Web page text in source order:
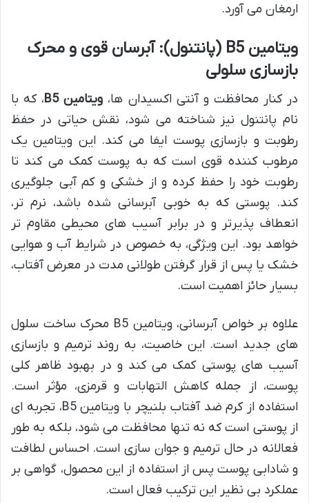
ارمغان می آورد.
ویتامین B5 (پانتنول): آبرسان قوی و محرک
بازسازی سلولی
در کنار محافظت و آنتی اکسیدان ها، ویتامین B5
، که با
نام پانتنول نیز شناخته می شود، نقش حیاتی در حفظ
رطوبت و بازسازی پوست ایفا می کند. این ویتامین یک
مرطوب کننده قوی است که به پوست کمک می کند تا
رطوبت خود را حفظ کرده و از خشکی و کم آبی جلوگیری
کند. پوستی که به خوبی آبرسانی شده باشد، نرم تر،
انعطاف پذیرتر و در برابر آسیب های محیطی مقاوم تر
خواهد بود. این ویژگی، به خصوص در شرایط آب و هوایی
خشک یا پس از قرار گرفتن طولانی مدت در معرض آفتاب،
بسیار حائز اهمیت است.
علاوه بر خواص آبرسانی، ویتامین B5 محرک ساخت سلول
های جدید است. این خاصیت، به روند ترمیم و بازسازی
آسیب های پوستی کمک می کند و در بهبود ظاهر کلی
پوست، از جمله کاهش التهابات و قرمزی، مؤثر است.
استفاده از کرم ضد آفتاب بلنیچر با ویتامین B5، تجربه ای
از پوستی است که نه تنها محافظت می شود، بلکه به طور
فعالانه در حال ترمیم و جوان سازی است. احساس لطافت
و شادابی پوست پس از استفاده از این محصول، گواهی بر
عملکرد بی نظیر این ترکیب فعال است.